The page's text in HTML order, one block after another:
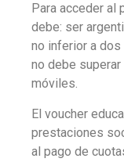
Para acceder al
debe: ser
no inferior a
no debe
móviles.
El voucher
prestaciones
al pago de